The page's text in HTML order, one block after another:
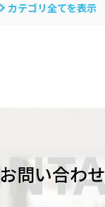
カテゴリ全てを表示
お問い合わせ